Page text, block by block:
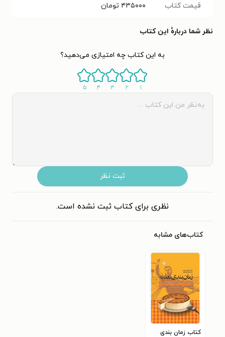
قیمت کتاب ۴۳۵۰۰۰ تومان
نظر شما دربارهٔ این کتاب
به این کتاب چه امتیازی می‌دهید؟
۱ ۲ ۳ ۴ ۵
ثبت نظر
نظری برای کتاب ثبت نشده است.
کتاب‌های مشابه
کتاب زمان بندی